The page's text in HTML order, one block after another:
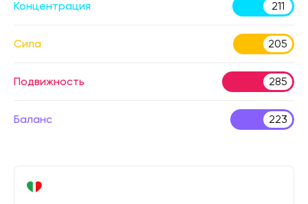
Концентрация 211
Сила 205
Подвижность 285
Баланс 223